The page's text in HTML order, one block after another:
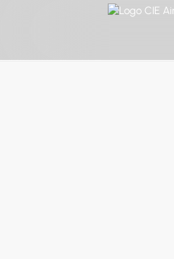
Panneau de gestion des cookies